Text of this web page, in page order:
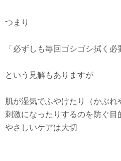
つまり
「必ずしも毎回ゴシゴシ拭く必
という見解もありますが
肌が湿気でふやけたり（かぶれ
刺激になったりするのを防ぐ目
やさしいケアは大切